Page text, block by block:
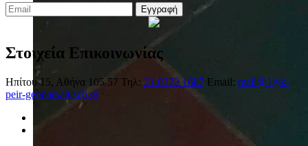
Εγγραφή
Στοιχεία Επικοινωνίας
Ηπίτου 15, Αθήνα 105 57 Τηλ: 21 0322 1687 Email: mail@1lyk-
peir-gennad.att.sch.gr